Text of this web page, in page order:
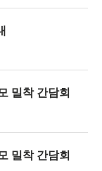
옥련여고 예비고1 학부모 밀착 간담회
밀착 간담회